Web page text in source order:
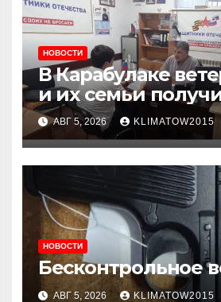
НОВОСТИ
В Карабулаке
и их семьи
консультации в
приема граждан
АВГ 5, 2026 KLIMATOW2015
НОВОСТИ
Бесконтрольное
АВГ 5, 2026 KLIMATOW2015